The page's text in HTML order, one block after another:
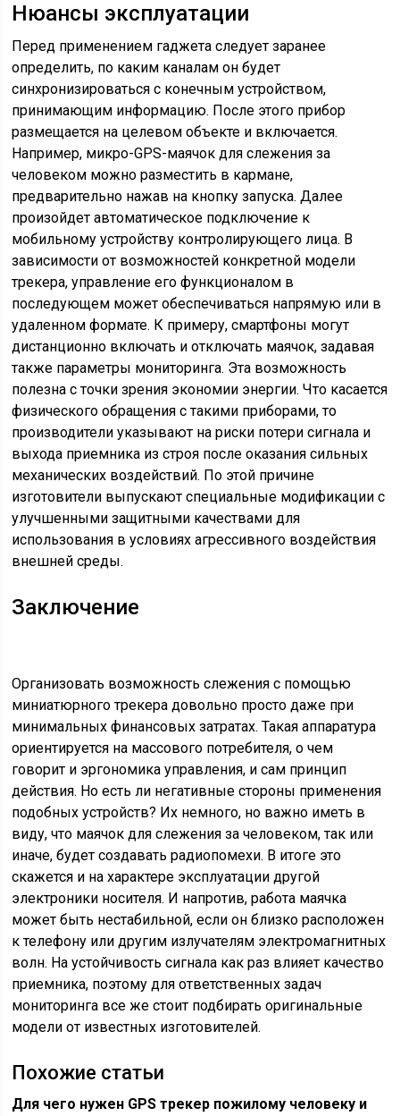
Нюансы эксплуатации
Перед применением гаджета следует заранее
определить, по каким каналам он будет
синхронизироваться с конечным устройством,
принимающим информацию. После этого прибор
размещается на целевом объекте и включается.
Например, микро-GPS-маячок для слежения за
человеком можно разместить в кармане,
предварительно нажав на кнопку запуска. Далее
произойдет автоматическое подключение к
мобильному устройству контролирующего лица. В
зависимости от возможностей конкретной модели
трекера, управление его функционалом в
последующем может обеспечиваться напрямую или в
удаленном формате. К примеру, смартфоны могут
дистанционно включать и отключать маячок, задавая
также параметры мониторинга. Эта возможность
полезна с точки зрения экономии энергии. Что касается
физического обращения с такими приборами, то
производители указывают на риски потери сигнала и
выхода приемника из строя после оказания сильных
механических воздействий. По этой причине
изготовители выпускают специальные модификации с
улучшенными защитными качествами для
использования в условиях агрессивного воздействия
внешней среды.
Заключение
Организовать возможность слежения с помощью
миниатюрного трекера довольно просто даже при
минимальных финансовых затратах. Такая аппаратура
ориентируется на массового потребителя, о чем
говорит и эргономика управления, и сам принцип
действия. Но есть ли негативные стороны применения
подобных устройств? Их немного, но важно иметь в
виду, что маячок для слежения за человеком, так или
иначе, будет создавать радиопомехи. В итоге это
скажется и на характере эксплуатации другой
электроники носителя. И напротив, работа маячка
может быть нестабильной, если он близко расположен
к телефону или другим излучателям электромагнитных
волн. На устойчивость сигнала как раз влияет качество
приемника, поэтому для ответственных задач
мониторинга все же стоит подбирать оригинальные
модели от известных изготовителей.
Похожие статьи
Для чего нужен GPS трекер пожилому человеку и